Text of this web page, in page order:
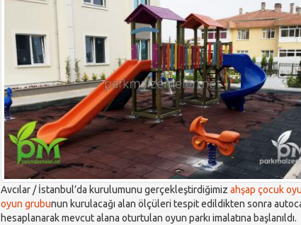
Avcılar / İstanbul’da kurulumunu gerçekleştirdiğimiz ahşap çocuk
oyun grubunun kurulacağı alan ölçüleri tespit edildikten sonra
hesaplanarak mevcut alana oturtulan oyun parkı imalatına başlanıldı.